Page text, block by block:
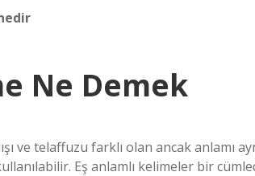
Ne Demek
ve telaffuzu farklı olan ancak anlamı
Eş anlamlı kelimeler bir